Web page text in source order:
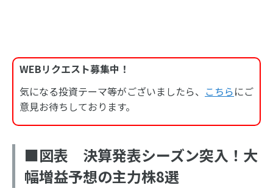
WEBリクエスト募集中！
気になる投資テーマ等がございましたら、 こちらにご
意見お待ちしております。
■図表 決算発表シーズン突入！大
幅増益予想の主力株8選